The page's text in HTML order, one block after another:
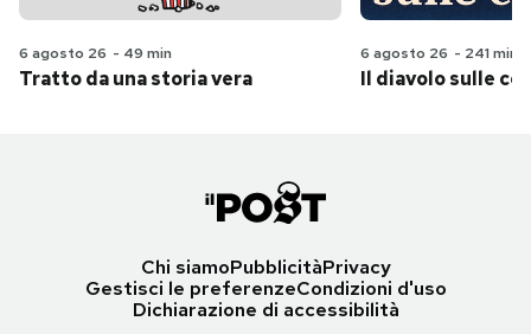
6 agosto 26 - 49 min
Tratto da una storia vera
6 agosto 26 - 241 min
Il diavolo sulle
Chi siamoPubblicitàPrivacy
Gestisci le preferenzeCondizioni d'uso
Dichiarazione di accessibilità